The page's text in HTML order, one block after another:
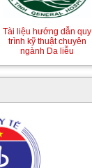
Tài liệu hướng dẫn quy
trình kỹ thuật chuyên
ngành Da liễu